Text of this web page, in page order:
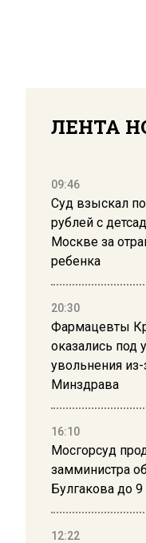
ЛЕНТА
09:46
Суд взыскал
рублей с
Москве за
ребенка
20:30
Фармацевты
оказались под
увольнения
Минздрава
16:10
Мосгорсуд
замминистра
Булгакова до 9
12:22